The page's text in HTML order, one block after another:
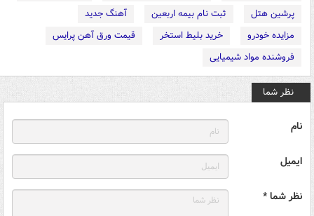
پرشین هتل
ثبت نام بیمه اربعین
آهنگ جدید
مزایده خودرو
خرید بلیط استخر
قیمت ورق آهن پرایس
فروشنده مواد شیمیایی
نظر شما
نام
ایمیل
نظر شما *